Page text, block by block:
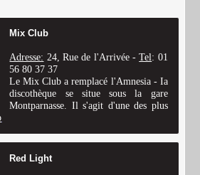
Mix Club
Adresse: 24, Rue de l'Arrivée -Tel: 01
56 80 37 37
Le Mix Club a remplacé l'Amnesia - Ia
discothèque se situe sous la gare
Montparnasse. Il s'agit d'une des plus
Red Light